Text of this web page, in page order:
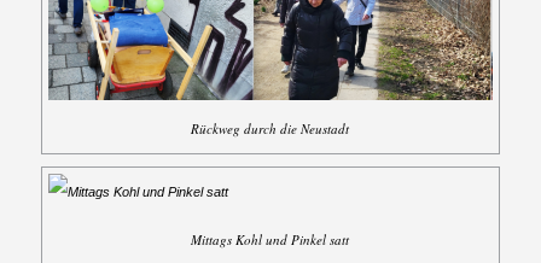
Rückweg durch die Neustadt
Mittags Kohl und Pinkel satt